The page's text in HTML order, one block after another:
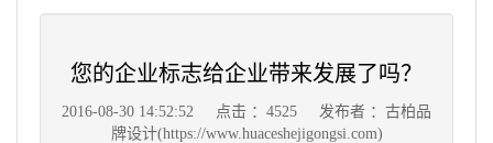
您的企业标志给企业带来发展了吗？
2016-08-30 14:52:52 点击 ：4525
发布者 ：古柏品
牌设计(https://www.huaceshejigongsi.com)